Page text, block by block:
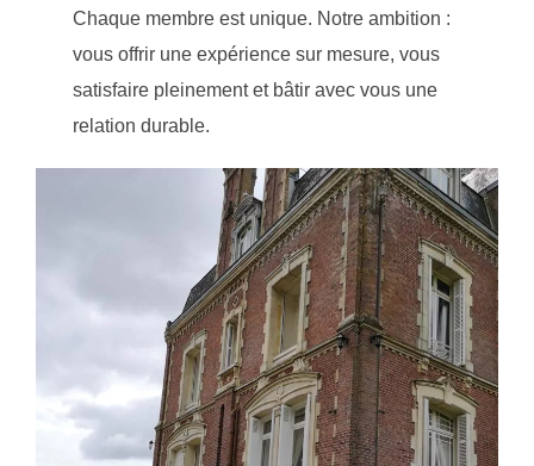
Chaque membre est unique. Notre ambition :
vous offrir une expérience sur mesure, vous
satisfaire pleinement et bâtir avec vous une
relation durable.